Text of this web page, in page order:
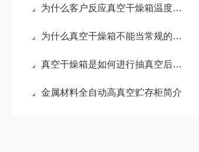
为什么客户反应真空干燥箱温度上下偏差大？
为什么真空干燥箱不能当常规的鼓风干燥箱使用？
真空干燥箱是如何进行抽真空后加热的呢 ？
金属材料全自动高真空贮存柜简介